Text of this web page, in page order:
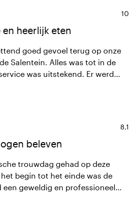
heerlijk eten
10
goed gevoel terug op onze
Salentein. Alles was tot in de
was uitstekend. Er werd
Het eten was
was erg prettig.
beleven
8,1
trouwdag gehad op deze
begin tot het einde was de
geweldig en professioneel
Alles wat wij vooraf hadden